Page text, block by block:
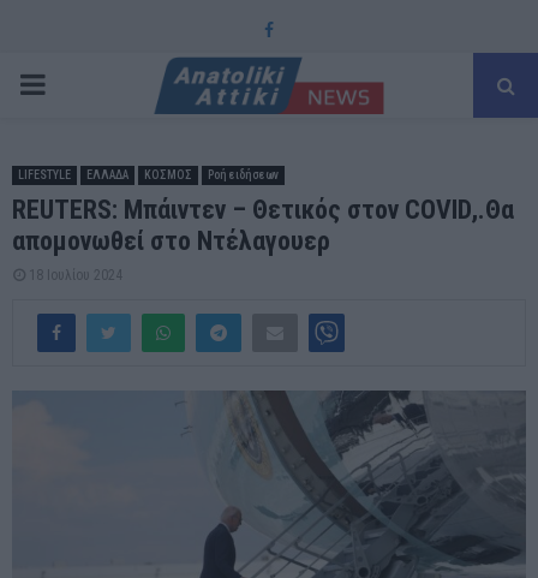
Facebook
PRIMARY
LIFESTYLE ΕΛΛΑΔΑ ΚΟΣΜΟΣ Ροή ειδήσεων
REUTERS: Μπάιντεν – Θετικός στον COVID,.Θα
απομονωθεί στο Ντέλαγουερ
18 Ιουλίου 2024